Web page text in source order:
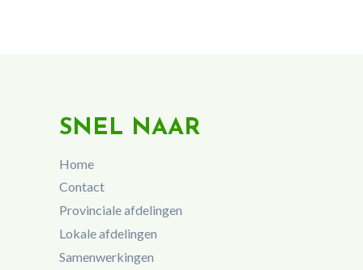
SNEL NAAR
Home
Contact
Provinciale afdelingen
Lokale afdelingen
Samenwerkingen